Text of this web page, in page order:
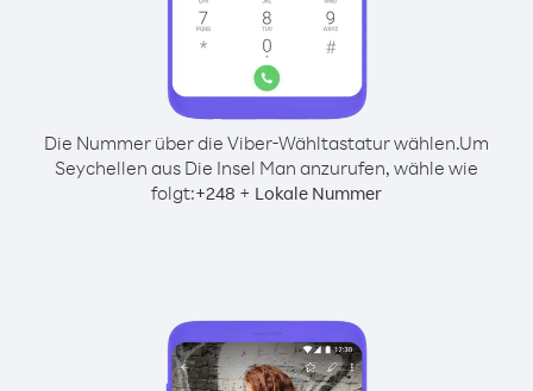
Die Nummer über die Viber-Wähltastatur wählen.Um
Seychellen aus Die Insel Man anzurufen, wähle wie
folgt:+248 + Lokale Nummer